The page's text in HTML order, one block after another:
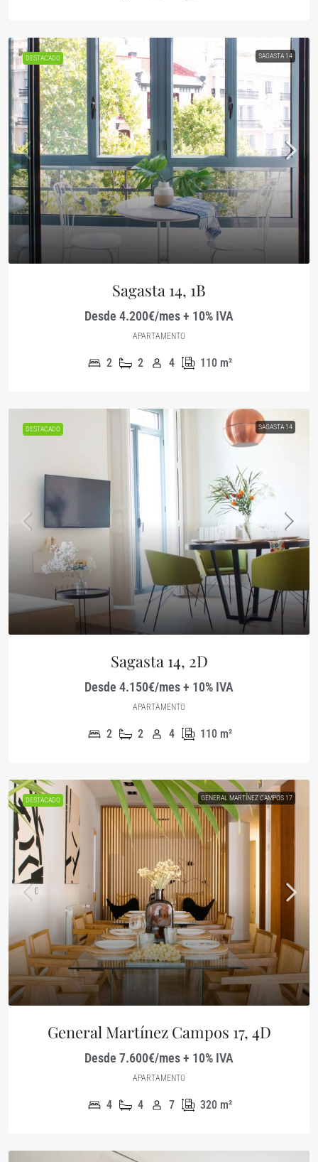
DESTACADO SAGASTA 14
Sagasta 14, 1B
Desde 4.200€/mes + 10% IVA
APARTAMENTO
2 2 4 110 m²
DESTACADO SAGASTA 14
Sagasta 14, 2D
Desde 4.150€/mes + 10% IVA
APARTAMENTO
2 2 4 110 m²
DESTACADO GENERAL MARTÍNEZ CAMPOS 17
General Martínez Campos 17, 4D
Desde 7.600€/mes + 10% IVA
APARTAMENTO
4 4 7 320 m²